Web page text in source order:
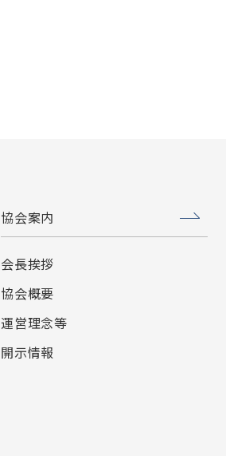
協会案内
会長挨拶
協会概要
運営理念等
開示情報